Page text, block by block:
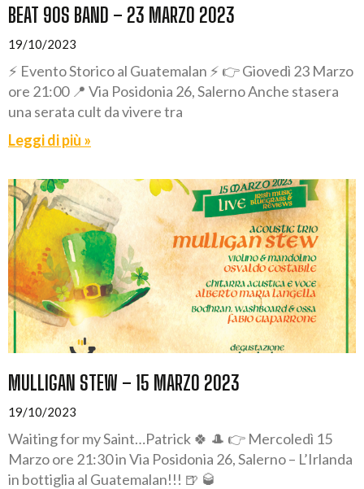
BEAT 90S BAND – 23 MARZO 2023
19/10/2023
⚡ Evento Storico al Guatemalan ⚡ 👉 Giovedì 23 Marzo
ore 21:00 📍 Via Posidonia 26, Salerno Anche stasera
una serata cult da vivere tra
Leggi di più »
MULLIGAN STEW – 15 MARZO 2023
19/10/2023
Waiting for my Saint…Patrick 🍀 🎩 👉 Mercoledì 15
Marzo ore 21:30 in Via Posidonia 26, Salerno – L’Irlanda
in bottiglia al Guatemalan!!! 🍺 🥃